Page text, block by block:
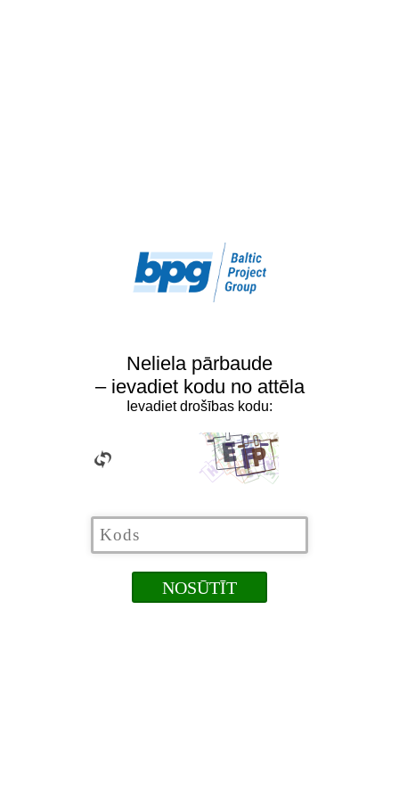
Neliela pārbaude
– ievadiet kodu no attēla
Ievadiet drošības kodu: